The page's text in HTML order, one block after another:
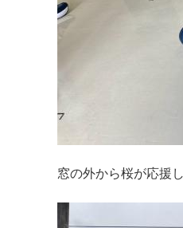
窓の外から桜が応援